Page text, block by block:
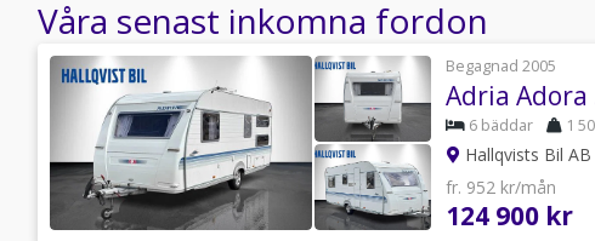
Våra senast inkomna fordon
Begagnad 2005
Adria Adora
6 bäddar 1
Hallqvists Bil AB
fr. 952 kr/mån
124 900 kr